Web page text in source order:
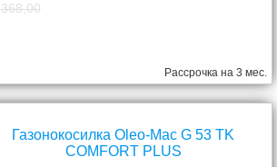
368,00
Рассрочка на 3 мес.
Газонокосилка Oleo-Mac G 53 TK
COMFORT PLUS